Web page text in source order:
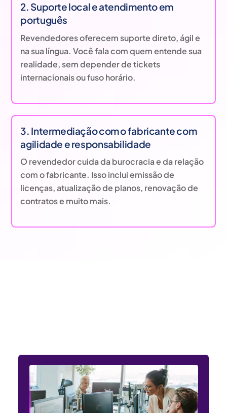
2. Suporte local e atendimento em
português
Revendedores oferecem suporte direto, ágil e
na sua língua. Você fala com quem entende sua
realidade, sem depender de tickets
internacionais ou fuso horário.
3. Intermediação com o fabricante com
agilidade e responsabilidade
O revendedor cuida da burocracia e da relação
com o fabricante. Isso inclui emissão de
licenças, atualização de planos, renovação de
contratos e muito mais.